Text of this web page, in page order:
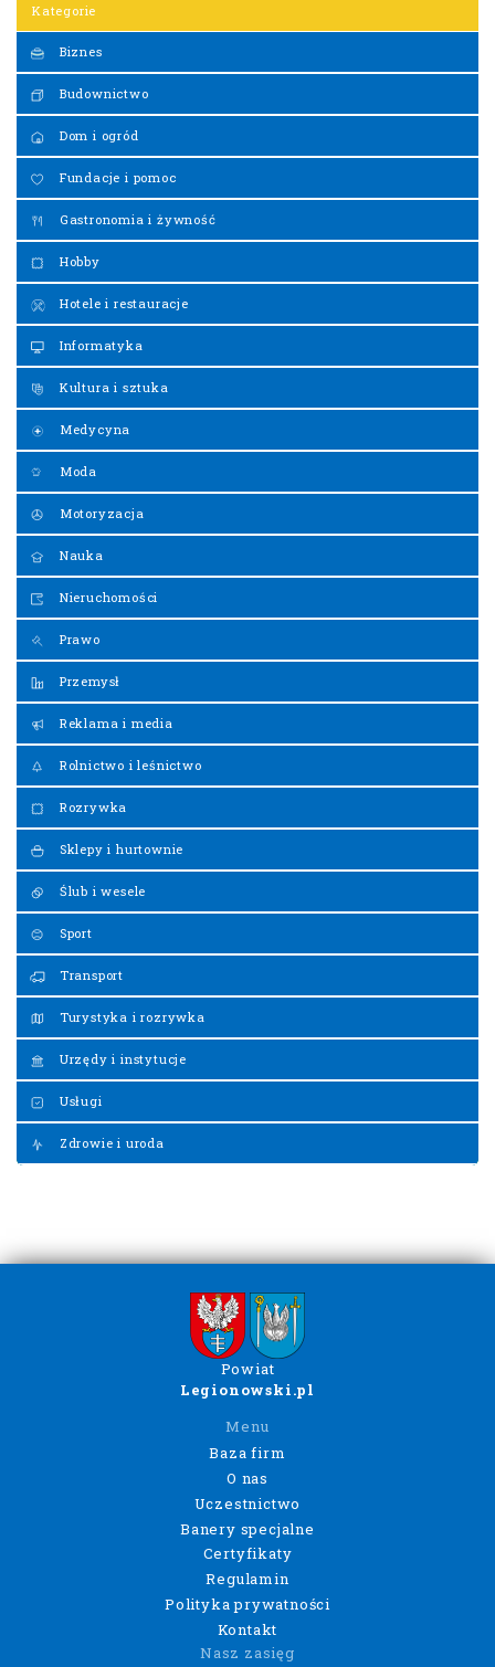
Kategorie
Biznes
Budownictwo
Dom i ogród
Fundacje i pomoc
Gastronomia i żywność
Hobby
Hotele i restauracje
Informatyka
Kultura i sztuka
Medycyna
Moda
Motoryzacja
Nauka
Nieruchomości
Prawo
Przemysł
Reklama i media
Rolnictwo i leśnictwo
Rozrywka
Sklepy i hurtownie
Ślub i wesele
Sport
Transport
Turystyka i rozrywka
Urzędy i instytucje
Usługi
Zdrowie i uroda
Powiat
Legionowski.pl
Menu
Baza firm
O nas
Uczestnictwo
Banery specjalne
Certyfikaty
Regulamin
Polityka prywatności
Kontakt
Nasz zasięg